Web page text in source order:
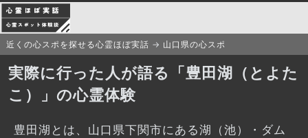
近くの心スポを探せる心霊ほぼ実話 山口県の心スポ
実際に行った人が語る「豊田湖（とよた
こ）」の心霊体験
豊田湖とは、山口県下関市にある湖（池）・ダム